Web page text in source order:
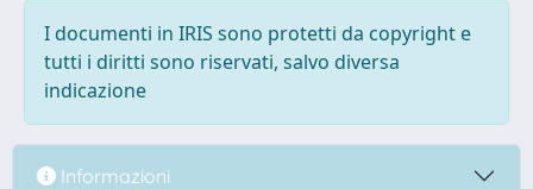
I documenti in IRIS sono protetti da copyright e
tutti i diritti sono riservati, salvo diversa
indicazione
Informazioni